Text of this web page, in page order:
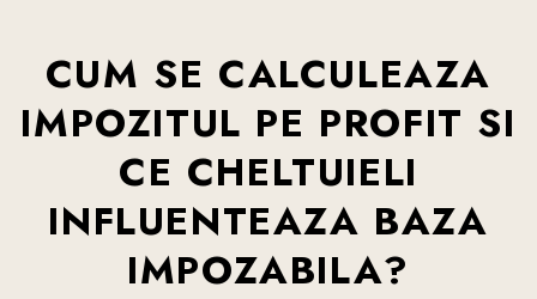
CUM SE CALCULEAZA
IMPOZITUL PE PROFIT SI
CE CHELTUIELI
INFLUENTEAZA BAZA
IMPOZABILA?